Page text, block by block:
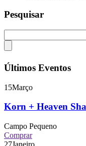
Pesquisar
Últimos Eventos
15Março
Korn + Heaven
Campo Pequeno
Comprar
27Janeiro